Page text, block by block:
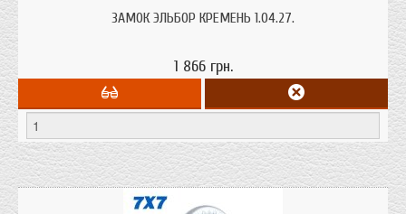
ЗАМОК ЭЛЬБОР КРЕМЕНЬ 1.04.27.
1 866 грн.